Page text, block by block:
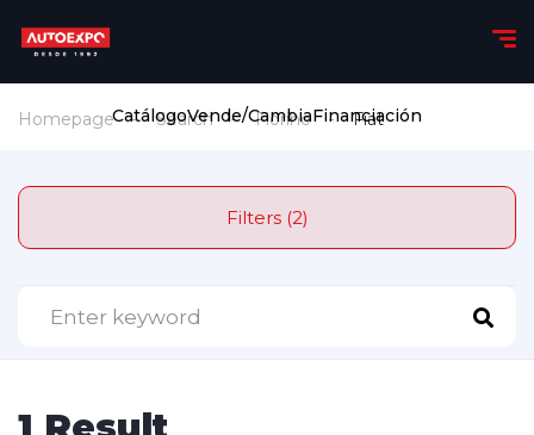
CatálogoVende/CambiaFinanciación
Homepage Search Fiorino Fiat
Filters (2)